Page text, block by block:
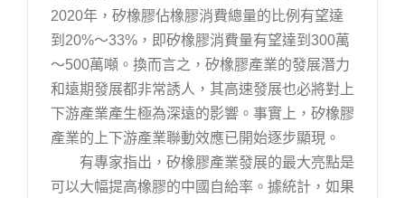
2020年，矽橡膠佔橡膠消費總量的比例有望達
到20%～33%，即矽橡膠消費量有望達到300萬
～500萬噸。換而言之，矽橡膠產業的發展潛力
和遠期發展都非常誘人，其高速發展也必將對上
下游產業產生極為深遠的影響。事實上，矽橡膠
產業的上下游產業聯動效應已開始逐步顯現。
有專家指出，矽橡膠產業發展的最大亮點是
可以大幅提高橡膠的中國自給率。據統計，如果